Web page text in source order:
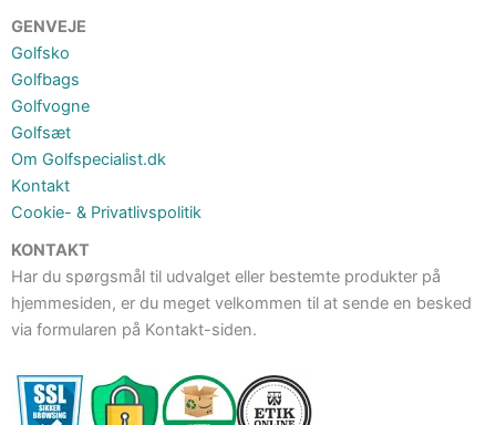
GENVEJE
Golfsko
Golfbags
Golfvogne
Golfsæt
Om Golfspecialist.dk
Kontakt
Cookie- & Privatlivspolitik
KONTAKT
Har du spørgsmål til udvalget eller bestemte produkter på
hjemmesiden, er du meget velkommen til at sende en besked
via formularen på Kontakt-siden.